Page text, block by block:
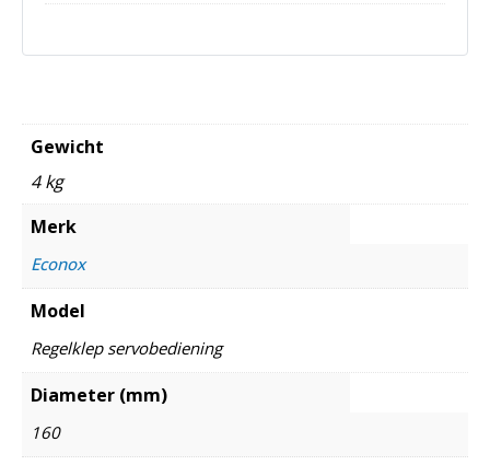
Gewicht
4 kg
Merk
Econox
Model
Regelklep servobediening
Diameter (mm)
160